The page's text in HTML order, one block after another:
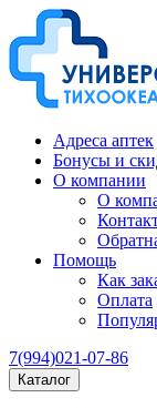
Адреса аптек
Бонусы и
О компании
О
Помощь
Как
Оплата
7(994)021-07-86
Каталог